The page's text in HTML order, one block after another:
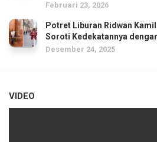
Februari 23, 2026
Potret Liburan Ridwan
Soroti Kedekatannya
Desember 24, 2025
VIDEO